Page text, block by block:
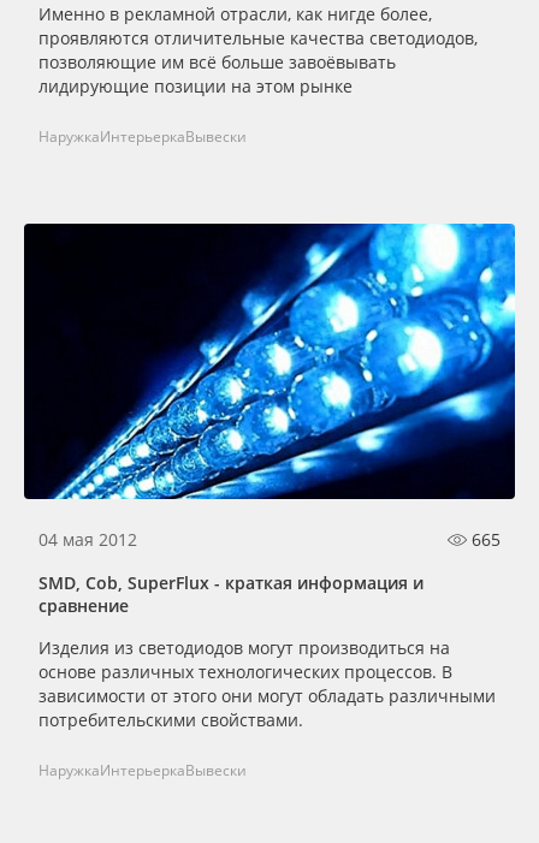
Именно в рекламной отрасли, как нигде более,
проявляются отличительные качества светодиодов,
позволяющие им всё больше завоёвывать
лидирующие позиции на этом рынке
НаружкаИнтерьеркаВывески
04 мая 2012
665
SMD, Cob, SuperFlux - краткая информация и
сравнение
Изделия из светодиодов могут производиться на
основе различных технологических процессов. В
зависимости от этого они могут обладать различными
потребительскими свойствами.
НаружкаИнтерьеркаВывески